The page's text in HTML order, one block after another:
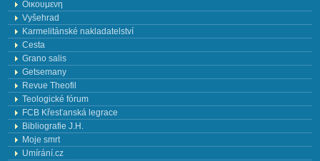
Οικουμενη
Vyšehrad
Karmelitánské nakladatelství
Cesta
Grano salis
Getsemany
Revue Theofil
Teologické fórum
FCB Křesťanská legrace
Bibliografie J.H.
Moje smrt
Umírání.cz